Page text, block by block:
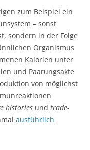
zum Beispiel ein
– sonst
sondern in der Folge
Organismus
Kalorien unter
und Paarungsakte
von möglichst
histories und trade-
ausführlich